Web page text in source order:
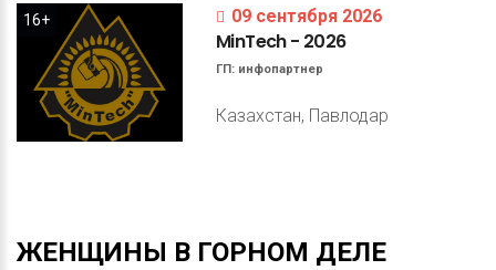
16+ 09 сентября 2026
MinTech- 2026
ГП: инфопартнер
Казахстан, Павлодар
ЖЕНЩИНЫ В ГОРНОМ ДЕЛЕ